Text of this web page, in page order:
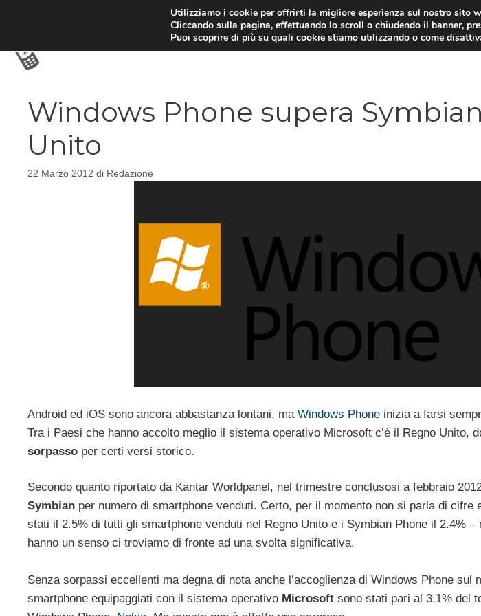
Windows Phone supera
Unito
22 Marzo 2012 di Redazione
Android ed iOS sono ancora abbastanza lontani, ma Windows Phone inizia a farsi
Tra i Paesi che hanno accolto meglio il sistema operativo Microsoft c’è il Regno Unito,
sorpasso per certi versi storico.
Secondo quanto riportato da Kantar Worldpanel, nel trimestre conclusosi a febbraio
Symbian per numero di smartphone venduti. Certo, per il momento non si parla di cifre
stati il 2.5% di tutti gli smartphone venduti nel Regno Unito e i Symbian Phone il 2.4%
hanno un senso ci troviamo di fronte ad una svolta significativa.
Senza sorpassi eccellenti ma degna di nota anche l’accoglienza di Windows Phone sul
smartphone equipaggiati con il sistema operativo Microsoft sono stati pari al 3.1% del
Utilizziamo i cookie per offrirti la migliore esperienza sul nostro sito
Cliccando sulla pagina, effettuando lo scroll o chiudendo il banner,
Puoi scoprire di più su quali cookie stiamo utilizzando o come